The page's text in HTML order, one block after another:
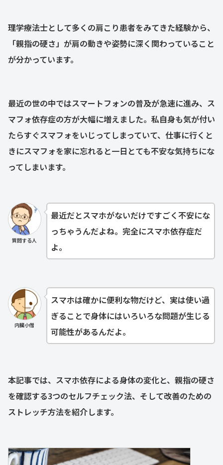
理学療法士として多くの肩こり患者をみてきた経験から、
「親指の硬さ」が肩の動きや姿勢に深く関わっていること
が分かっています。
最近の世の中ではスマートフォンの普及が急速に進み、ス
マフォ依存症の方が大幅に増えました。私自身も気が付い
たらすぐスマフォをいじってしまっていて、仕事に行くと
きにスマフォを家に忘れると一日とても不安な気持ちにな
ってしまいます。
質問する人
最近だとスマホがないだけですごく不安にな
っちゃうんだよね。完全にスマホ依存症だ
よ。
内臓小僧
スマホは確かに便利な物だけど、実は使い過
ぎることで身体にはいろいろな問題が生じる
可能性があるんだよ。
本記事では、スマホ依存による身体の変化と、親指の硬さ
を確認する3つのセルフチェック法、そして改善のための
ストレッチ方法を紹介します。